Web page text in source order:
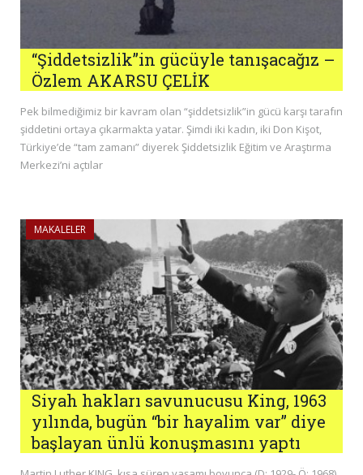
“Şiddetsizlik”in gücüyle tanışacağız –
Özlem AKARSU ÇELİK
Pek bilmediğimiz bir kavram olan “şiddetsizlik”in gücü karşı tarafın
şiddetini ortaya çıkarmakta yatar. Şimdi iki kadın, iki Don Kişot,
Türkiye’de “tam zamanı” diyerek Şiddetsizlik Eğitim ve Araştırma
Merkezi’ni açtılar
MAKALELER
Siyah hakları savunucusu King, 1963
yılında, bugün “bir hayalim var” diye
başlayan ünlü konuşmasını yaptı